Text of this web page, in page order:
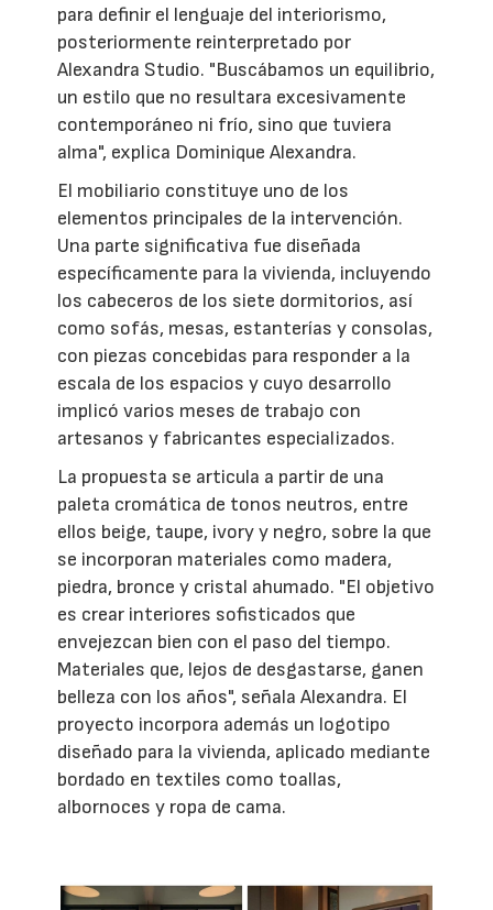
para definir el lenguaje del interiorismo,
posteriormente reinterpretado por
Alexandra Studio. "Buscábamos un equilibrio,
un estilo que no resultara excesivamente
contemporáneo ni frío, sino que tuviera
alma", explica Dominique Alexandra.
El mobiliario constituye uno de los
elementos principales de la intervención.
Una parte significativa fue diseñada
específicamente para la vivienda, incluyendo
los cabeceros de los siete dormitorios, así
como sofás, mesas, estanterías y consolas,
con piezas concebidas para responder a la
escala de los espacios y cuyo desarrollo
implicó varios meses de trabajo con
artesanos y fabricantes especializados.
La propuesta se articula a partir de una
paleta cromática de tonos neutros, entre
ellos beige, taupe, ivory y negro, sobre la que
se incorporan materiales como madera,
piedra, bronce y cristal ahumado. "El objetivo
es crear interiores sofisticados que
envejezcan bien con el paso del tiempo.
Materiales que, lejos de desgastarse, ganen
belleza con los años", señala Alexandra. El
proyecto incorpora además un logotipo
diseñado para la vivienda, aplicado mediante
bordado en textiles como toallas,
albornoces y ropa de cama.